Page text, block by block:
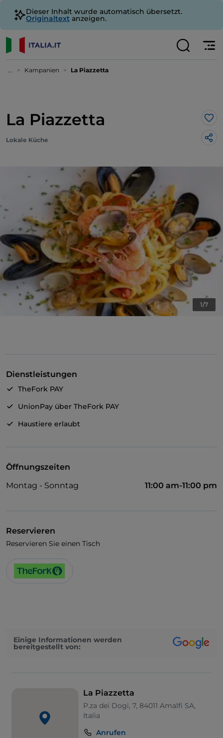
Dieser Inhalt wurde automatisch übersetzt.
Originaltext anzeigen.
... Kampanien La Piazzetta
La Piazzetta
Lokale Küche
1/7
Dienstleistungen
TheFork PAY
UnionPay über TheFork PAY
Haustiere erlaubt
Öffnungszeiten
Montag - Sonntag
11:00 am-11:00 pm
Reservieren
Reservieren Sie einen Tisch
Einige Informationen werden
bereitgestellt von:
La Piazzetta
P.za dei Dogi, 7, 84011 Amalfi SA,
Italia
Anrufen